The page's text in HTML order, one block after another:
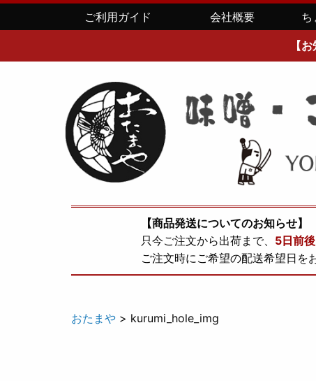
ご利用ガイド 会社概要 ち
【
【商品発送についてのお知らせ】
只今ご注文から出荷まで、 5日前後
ご注文時にご希望の配送希望日を
おたまや > kurumi_hole_img